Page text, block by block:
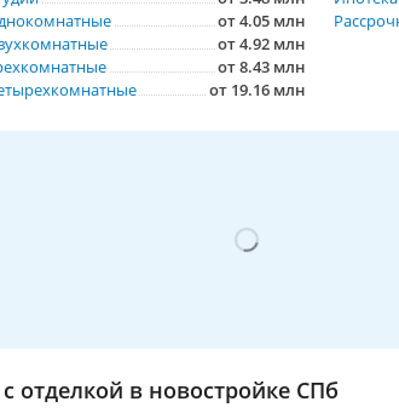
от 4.05 млн
от 4.92 млн
от 8.43 млн
от 19.16 млн
отделкой в новостройке СПб